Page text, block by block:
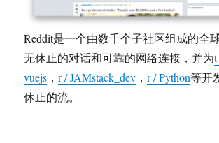
Reddit是一个由数千个子社区组成的全
无休止的对话和可靠的网络连接，并为
vuejs ，r / JAMstack_dev ，r / Python等开
休止的流。